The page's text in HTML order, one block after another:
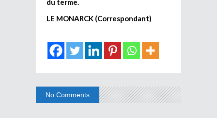
du terme.
LE MONARCK (Correspondant)
No Comments